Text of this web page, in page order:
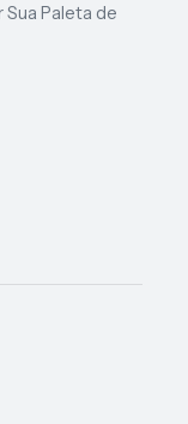
Sua Paleta de